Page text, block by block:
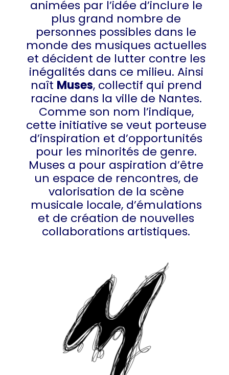
animées par l’idée d’inclure le
plus grand nombre de
personnes possibles dans le
monde des musiques actuelles
et décident de lutter contre les
inégalités dans ce milieu. Ainsi
naît Muses, collectif qui prend
racine dans la ville de Nantes.
Comme son nom l’indique,
cette initiative se veut porteuse
d’inspiration et d’opportunités
pour les minorités de genre.
Muses a pour aspiration d’être
un espace de rencontres, de
valorisation de la scène
musicale locale, d’émulations
et de création de nouvelles
collaborations artistiques.